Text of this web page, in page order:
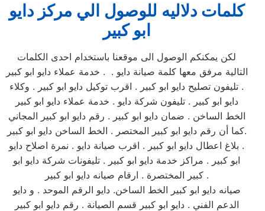
كلمات دلاليه للوصول الي مركز دايو
ابو كبير
لكن يمكنكم الوصول الى موقعنا باستخدام احدى الكلمات
التالية مرفق معها كلمة صيانة دايو . . خدمة عملاء دايو ابو كبير
. تليفون تصليح دايو ابو كبير . اقرب توكيل دايو ابو كبير . وكلاء
دايو ابو كبير . تليفون شركة دايو . خدمة عملاء دايو ابو كبير
الخط الساخن . ضمان دايو ابو كبير . رقم دايو ابو كبير المجاني
.كما أن رقم دايو ابو كبير المختصر . الخط الساخن دايو ابو كبير
. بلاغ اعطال دايو ابو كبير . اقرب صيانة دايو . نمرة اصلاح دايو
ابو كبير . مراكز خدمة دايو ابو كبير . تليفونات شركة دايو ابو
كبير المختصرة . ارقام صيانه دايو ابو كبير .
صيانه دايو ابو كبير الخط الساخن. دايو الرقم الموحد . و دايو
الدعم الفني . دايو ابو كبير قسم الصيانة . رقم دايو ابو كبير